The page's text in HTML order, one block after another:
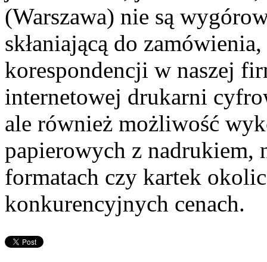
(Warszawa) nie są
skłaniającą do
korespondencji w naszej
internetowej drukarni
ale również możliwość
papierowych z
formatach czy kartek
konkurencyjnych cenach.